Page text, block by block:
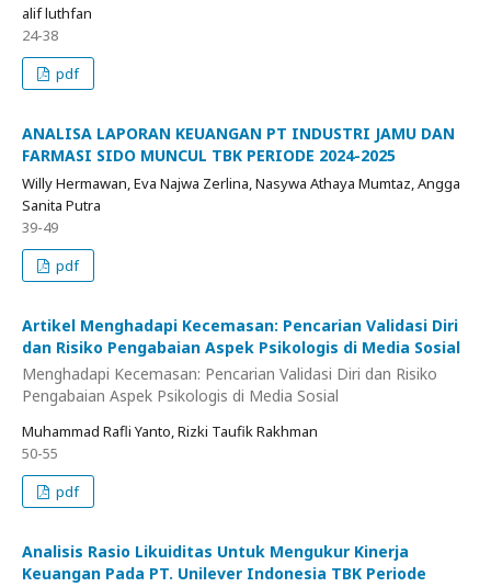
alif luthfan
24-38
pdf
ANALISA LAPORAN KEUANGAN PT INDUSTRI JAMU DAN
FARMASI SIDO MUNCUL TBK PERIODE 2024-2025
Willy Hermawan, Eva Najwa Zerlina, Nasywa Athaya Mumtaz, Angga
Sanita Putra
39-49
pdf
Artikel Menghadapi Kecemasan: Pencarian Validasi Diri
dan Risiko Pengabaian Aspek Psikologis di Media Sosial
Menghadapi Kecemasan: Pencarian Validasi Diri dan Risiko
Pengabaian Aspek Psikologis di Media Sosial
Muhammad Rafli Yanto, Rizki Taufik Rakhman
50-55
pdf
Analisis Rasio Likuiditas Untuk Mengukur Kinerja
Keuangan Pada PT. Unilever Indonesia TBK Periode